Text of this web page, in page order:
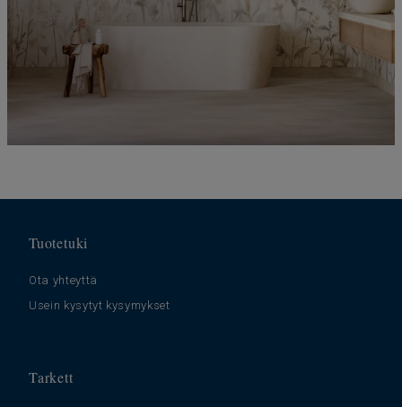
Tuotetuki
Ota yhteyttä
Usein kysytyt kysymykset
Tarkett